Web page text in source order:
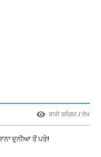
ਬਾਕੀ ਬਲੌਗਜ਼ / ਲੇਖ
ਦੁਨੀਆ ਤੋਂ ਪਰੇ!